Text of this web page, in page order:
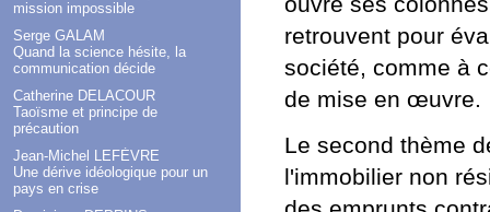
mission impossible
Serge GALAM
Quand la science hésite, la
communication décide
Catherine DELACOUR
Taoïsme et principe de
précaution
Jean-Michel LEFÈVRE
Une dérive idéologique pour un
pays en crise
retrouvent pour
société, comme à
de mise en œuvre.
Le second thème
l'immobilier non